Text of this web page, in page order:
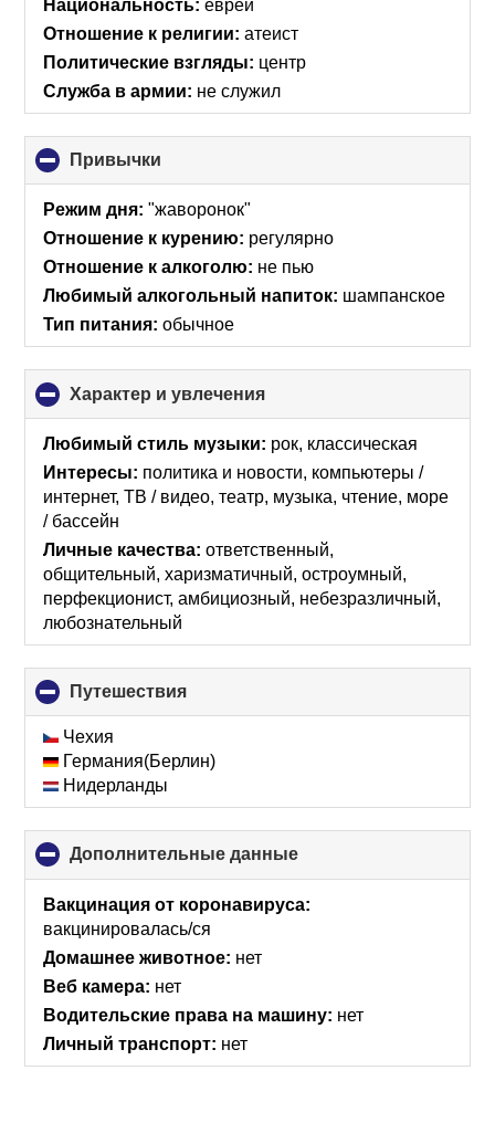
Национальность: еврей
Отношение к религии: атеист
Политические взгляды: центр
Служба в армии: не служил
Привычки
to
collapse
Режим дня: "жаворонок"
Отношение к курению: регулярно
Отношение к алкоголю: не пью
Любимый алкогольный напиток: шампанское
Тип питания: обычное
Характер и увлечения
to
collapse
Любимый стиль музыки: рок, классическая
Интересы: политика и новости, компьютеры /
интернет, ТВ / видео, театр, музыка, чтение, море
/ бассейн
Личные качества: ответственный,
общительный, харизматичный, остроумный,
перфекционист, амбициозный, небезразличный,
любознательный
Путешествия
to
contents
Чехия
Германия(Берлин)
Нидерланды
Дополнительные данные
to
collapse
Вакцинация от коронавируса:
вакцинировалась/ся
Домашнее животное: нет
Веб камера: нет
Водительские права на машину: нет
Личный транспорт: нет